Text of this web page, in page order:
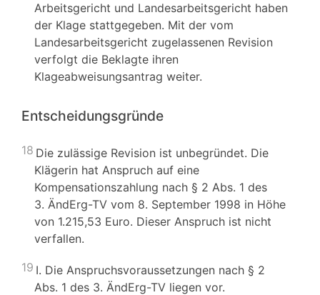
Arbeitsgericht und Landesarbeitsgericht haben
der Klage stattgegeben. Mit der vom
Landesarbeitsgericht zugelassenen Revision
verfolgt die Beklagte ihren
Klageabweisungsantrag weiter.
Entscheidungsgründe
18 Die zulässige Revision ist unbegründet. Die
Klägerin hat Anspruch auf eine
Kompensationszahlung nach § 2 Abs. 1 des
3. ÄndErg-TV vom 8. September 1998 in Höhe
von 1.215,53 Euro. Dieser Anspruch ist nicht
verfallen.
19 I. Die Anspruchsvoraussetzungen nach § 2
Abs. 1 des 3. ÄndErg-TV liegen vor.